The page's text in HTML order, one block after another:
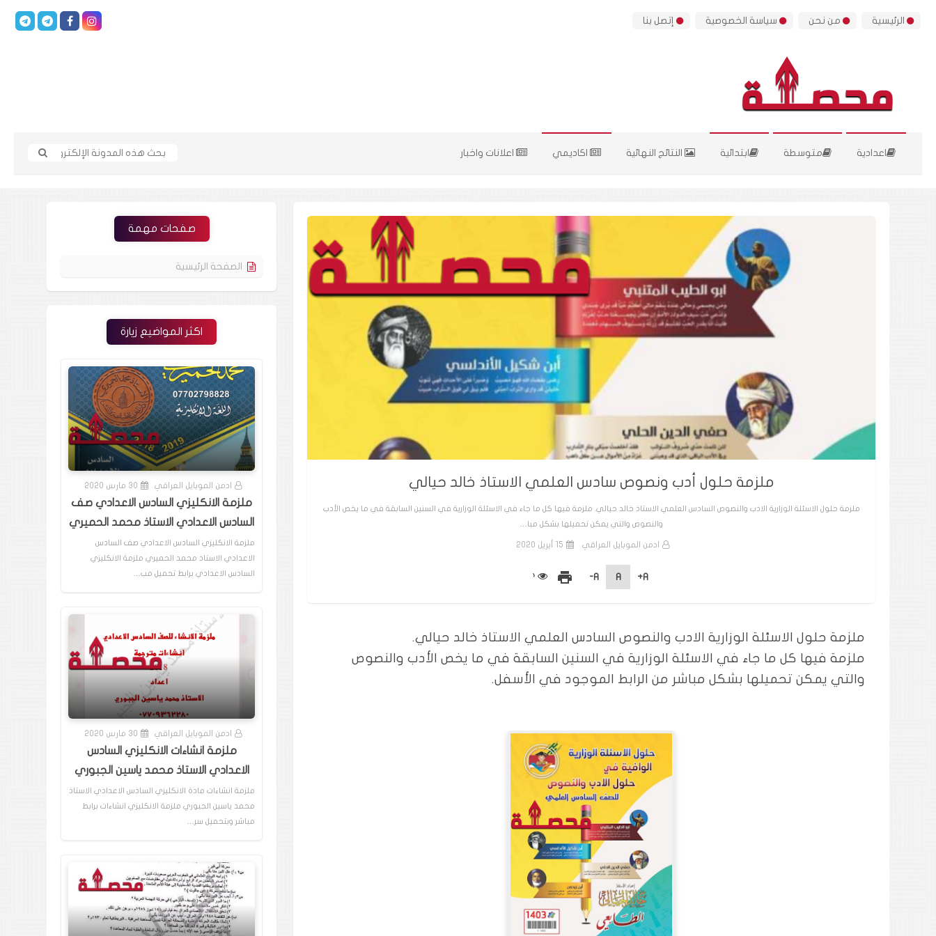
الرئيسية من نحن سياسة الخصوصية إتصل بنا
اعدادية متوسطة ابتدائية النتائج النهائية اكاديمي اعلانات واخبار
ملزمة حلول أدب ونصوص سادس العلمي الاستاذ خالد حيالي
ملزمة حلول الاسئلة الوزارية الادب والنصوص السادس العلمي الاستاذ خالد حيالي. ملزمة فيها كل ما جاء في الاسئلة الوزارية في السنين السابقة في ما يخص الأدب
والنصوص والتي يمكن تحميلها بشكل مبا…
ادمن الموبايل العراقي 15 أبريل 2020
A+
A
A-
print
ملزمة حلول الاسئلة الوزارية الادب والنصوص السادس العلمي الاستاذ خالد حيالي.
ملزمة فيها كل ما جاء في الاسئلة الوزارية في السنين السابقة في ما يخص الأدب والنصوص
والتي يمكن تحميلها بشكل مباشر من الرابط الموجود في الأسفل.
صفحات مهمة
الصفحة الرئيسية
اكثر المواضيع زيارة
ادمن الموبايل العراقي 30 مارس 2020
ملزمة الانكليزي السادس الاعدادي صف
السادس الاعدادي الاستاذ محمد الحميري
ملزمة الانكليزي السادس الاعدادي صف السادس
الاعدادي الاستاذ محمد الحميري ملزمة الانكليزي
السادس الاعدادي برابط تحميل مب…
ادمن الموبايل العراقي 30 مارس 2020
ملزمة انشاءات الانكليزي السادس
الاعدادي الاستاذ محمد ياسين الجبوري
ملزمة انشاءات مادة الانكليزي السادس الاعدادي الاستاذ
محمد ياسين الجبوري ملزمة الانكليزي انشاءات برابط
مباشر وبتحميل سر…